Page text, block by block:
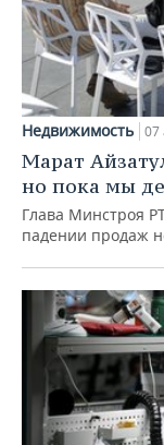
Недвижимость 07
Марат
но пока мы
Глава Минстроя
падении продаж